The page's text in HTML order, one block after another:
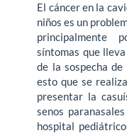
El cáncer en la
niños es un
principalmente
síntomas que
de la sospecha
esto que se
presentar la
senos
hospital